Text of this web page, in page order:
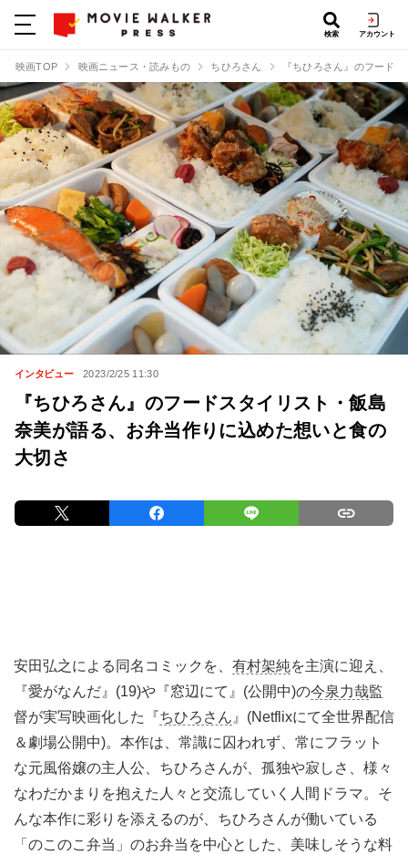
検索 アカウント
映画TOP 映画ニュース・読みもの ちひろさん 『ちひろさん』のフード
インタビュー 2023/2/25 11:30
『ちひろさん』のフードスタイリスト・飯島
奈美が語る、お弁当作りに込めた想いと食の
大切さ
安田弘之による同名コミックを、 有村架純を主演に迎え、
『愛がなんだ』(19)や『窓辺にて』(公開中)の今泉力哉監
督が実写映画化した『ちひろさん 』(Netflixにて全世界配信
＆劇場公開中)。本作は、常識に囚われず、常にフラット
な元風俗嬢の主人公、ちひろさんが、孤独や寂しさ、様々
なわだかまりを抱えた人々と交流していく人間ドラマ。そ
んな本作に彩りを添えるのが、ちひろさんが働いている
「のこのこ弁当」のお弁当を中心とした、美味しそうな料